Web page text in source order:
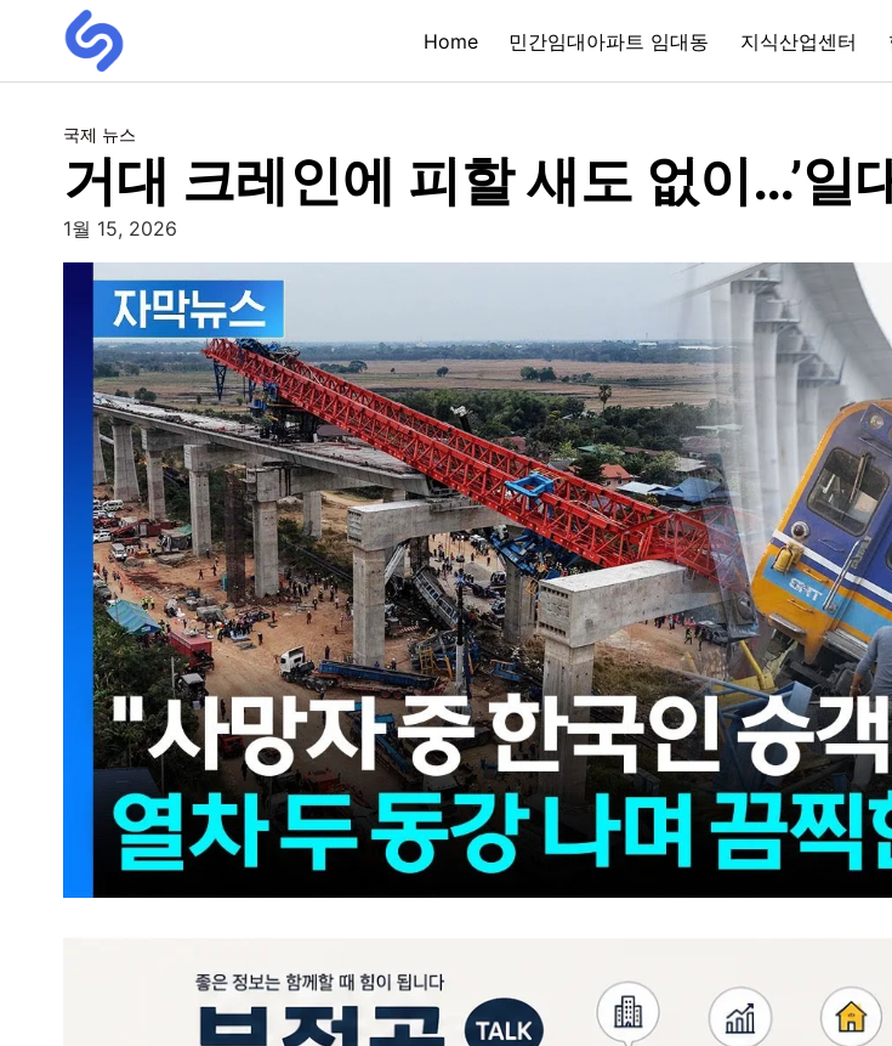
Home 민간임대아파트 임대동 지식산업센터
국제 뉴스
거대 크레인에 피할 새도 없이…’일
1월 15, 2026